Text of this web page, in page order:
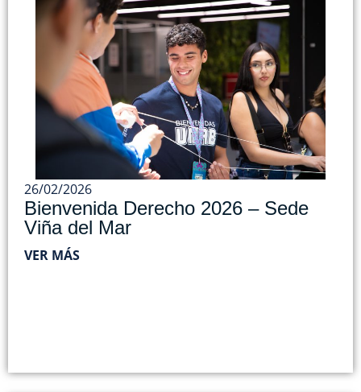
26/02/2026
Bienvenida Derecho 2026 – Sede
Viña del Mar
VER MÁS